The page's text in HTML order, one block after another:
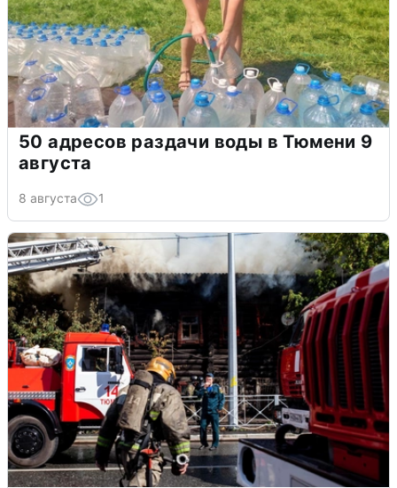
50 адресов раздачи воды в Тюмени 9
августа
8 августа 1